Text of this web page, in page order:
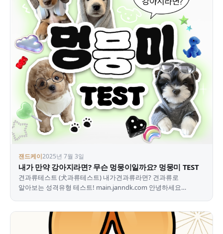
잰드케이2025년 7월 3일
내가 만약 강아지라면? 무슨 멍뭉이일까요? 멍뭉미 TEST
견과류테스트 (犬과류테스트) 내가견과류라면? 견과류로
알아보는 성격유형 테스트! main.janndk.com 안녕하세요